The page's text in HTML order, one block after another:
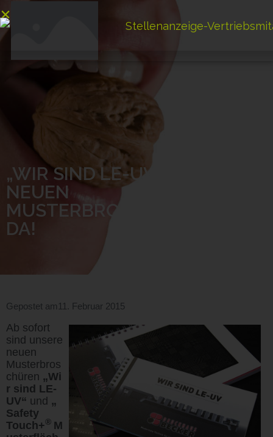
„WIR SIND LE-UV“ – UNSERE
NEUEN
MUSTERBROSCHÜREN SIND
DA!
Gepostet am 11. Februar 2015
Ab sofort
sind unsere
neuen
Musterbros
chüren „Wi
r sind LE-
UV“ und „
Safety
Touch+® M